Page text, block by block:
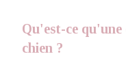
Qu'est-ce qu'une
chien ?